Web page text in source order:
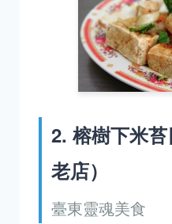
2. 榕樹下米
老店）
臺東靈魂美食